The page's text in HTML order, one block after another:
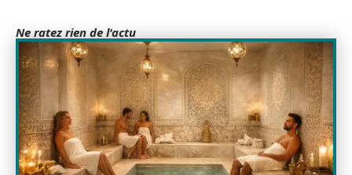
Ne ratez rien de l'actu